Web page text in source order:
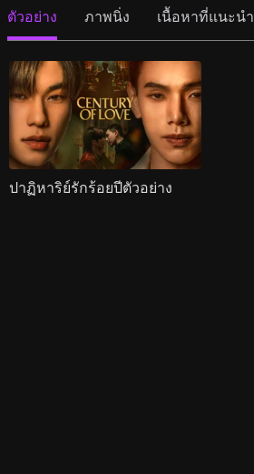
ตัวอย่าง ภาพนิ่ง เนื้อหาที่แนะนำ
ปาฏิหาริย์รักร้อยปีตัวอย่าง